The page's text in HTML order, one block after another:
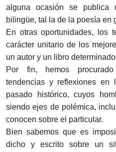
alguna ocasión se publica
bilingüe, tal la de la poesía en
En otras oportunidades, los
carácter unitario de los
un autor y un libro
Por fin, hemos
tendencias y reflexiones en
pasado histórico, cuyos
siendo ejes de polémica,
conocen sobre el particular.
Bien sabemos que es
dicho y escrito sobre un